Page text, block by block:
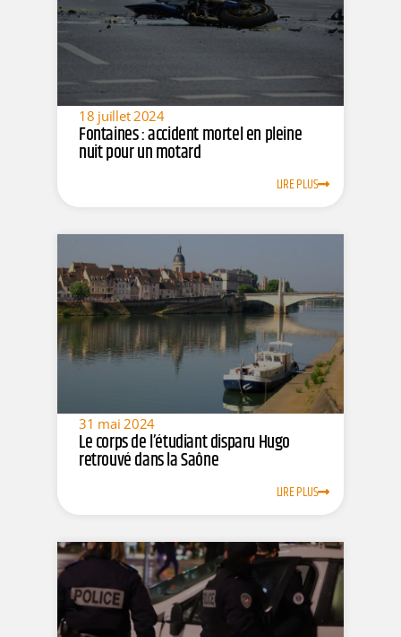
18 juillet 2024
Fontaines : accident mortel en pleine
nuit pour un motard
LIRE PLUS
31 mai 2024
Le corps de l’étudiant disparu Hugo
retrouvé dans la Saône
LIRE PLUS